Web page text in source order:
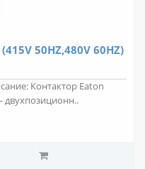
50HZ,480V 60HZ)
Контактор Eaton
двухпозиционн..